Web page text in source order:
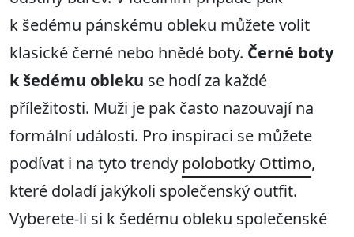
k šedému pánskému obleku můžete volit
klasické černé nebo hnědé boty. Černé boty
k šedému obleku se hodí za každé
příležitosti. Muži je pak často nazouvají na
formální události. Pro inspiraci se můžete
podívat i na tyto trendy polobotky Ottimo,
které doladí jakýkoli společenský outfit.
Vyberete-li si k šedému obleku společenské